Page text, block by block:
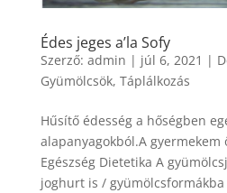
Édes jeges a’la Sofy
Szerző: admin | júl 6, 2021 |
Gyümölcsök, Táplálkozás
Hűsítő édesség a hőségben
alapanyagokból.A gyermekem
Egészség Dietetika A
joghurt is /